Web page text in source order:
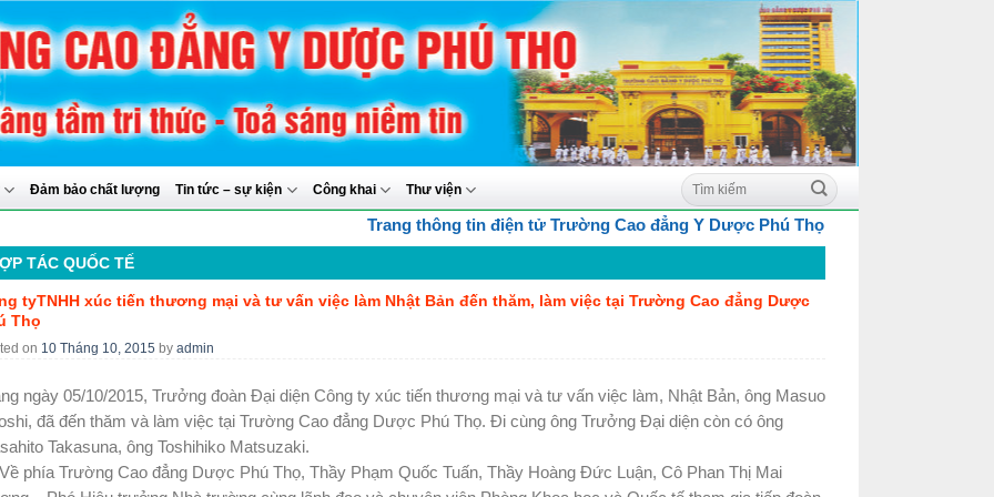
Đảm bảo chất lượng Tin tức – sự kiện Công khai Thư viện
Trang thông tin điện tử Trường Cao đẳng Y Dược Phú Thọ
TÁC QUỐC TẾ
tyTNHH xúc tiến thương mại và tư vấn việc làm Nhật Bản đến thăm, làm việc tại Trường Cao đẳng Dược
Thọ
on 10 Tháng 10, 2015 by admin
ngày 05/10/2015, Trưởng đoàn Đại diện Công ty xúc tiến thương mại và tư vấn việc làm, Nhật Bản, ông Masuo
đã đến thăm và làm việc tại Trường Cao đẳng Dược Phú Thọ. Đi cùng ông Trưởng Đại diện còn có ông
Takasuna, ông Toshihiko Matsuzaki.
phía Trường Cao đẳng Dược Phú Thọ, Thầy Phạm Quốc Tuấn, Thầy Hoàng Đức Luận, Cô Phan Thị Mai